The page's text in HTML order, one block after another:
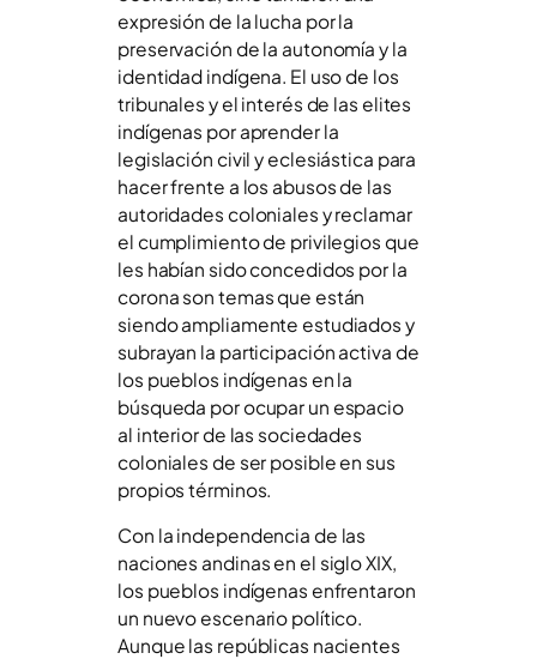
expresión de la lucha por la
preservación de la autonomía y la
identidad indígena. El uso de los
tribunales y el interés de las elites
indígenas por aprender la
legislación civil y eclesiástica para
hacer frente a los abusos de las
autoridades coloniales y reclamar
el cumplimiento de privilegios que
les habían sido concedidos por la
corona son temas que están
siendo ampliamente estudiados y
subrayan la participación activa de
los pueblos indígenas en la
búsqueda por ocupar un espacio
al interior de las sociedades
coloniales de ser posible en sus
propios términos.
Con la independencia de las
naciones andinas en el siglo XIX,
los pueblos indígenas enfrentaron
un nuevo escenario político.
Aunque las repúblicas nacientes